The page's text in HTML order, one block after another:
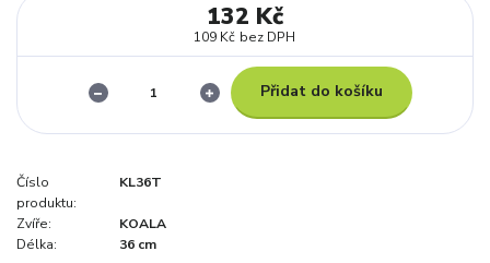
132 Kč
109 Kč bez DPH
Přidat do košíku
Číslo
produktu:
KL36T
Zvíře:
KOALA
Délka:
36 cm